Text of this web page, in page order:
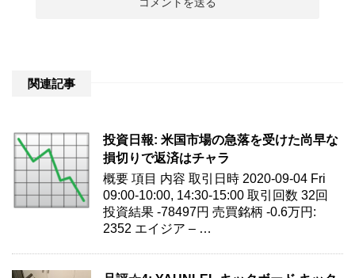
関連記事
投資日報: 米国市場の急落を受けた尚早な
損切りで返済はチャラ
概要 項目 内容 取引日時 2020-09-04 Fri
09:00-10:00, 14:30-15:00 取引回数 32回
投資結果 -78497円 売買銘柄 -0.6万円:
2352 エイジア – …